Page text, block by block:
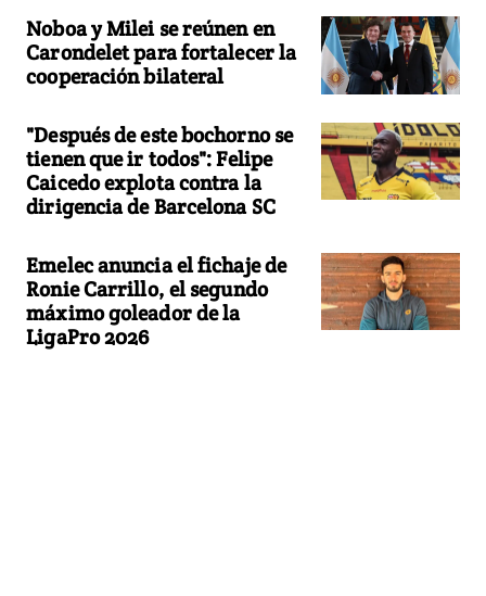
Noboa y Milei se reúnen en
Carondelet para fortalecer la
cooperación bilateral
"Después de este bochorno se
tienen que ir todos": Felipe
Caicedo explota contra la
dirigencia de Barcelona SC
Emelec anuncia el fichaje de
Ronie Carrillo, el segundo
máximo goleador de la
LigaPro 2026